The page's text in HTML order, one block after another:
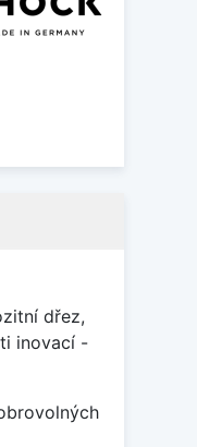
dřez,
inovací -